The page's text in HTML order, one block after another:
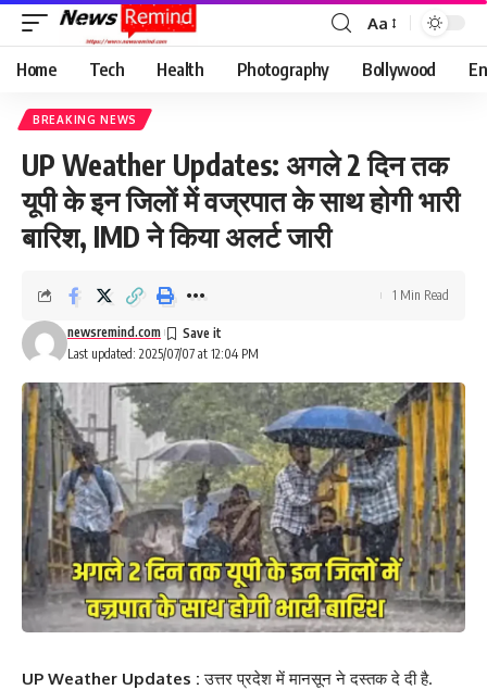
Font
Resizer
Aa
Home Tech Health Photography Bollywood
BREAKING NEWS
UP Weather Updates: अगले 2 दिन तक
यूपी के इन जिलों में वज्रपात के साथ होगी भारी
बारिश, IMD ने किया अलर्ट जारी
Last updated: 2025/07/07 at 12:04 PM
newsremind.com
1 Min Read
UP Weather Updates : उत्तर प्रदेश में मानसून ने दस्तक दे दी है.